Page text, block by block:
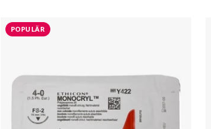
POPULÄR